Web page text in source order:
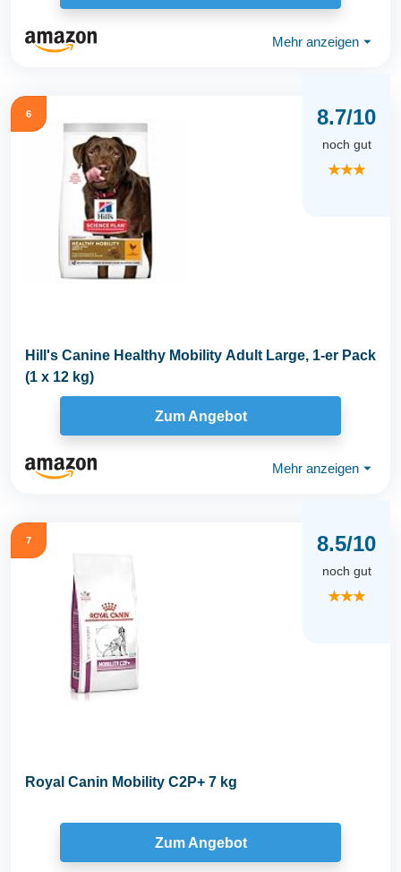
Mehr anzeigen ⏷
6 8.7/10
noch gut
★★★
Hill's Canine Healthy Mobility Adult Large, 1-er Pack
(1 x 12 kg)
Zum Angebot
Mehr anzeigen ⏷
7 8.5/10
noch gut
★★★
Royal Canin Mobility C2P+ 7 kg
Zum Angebot